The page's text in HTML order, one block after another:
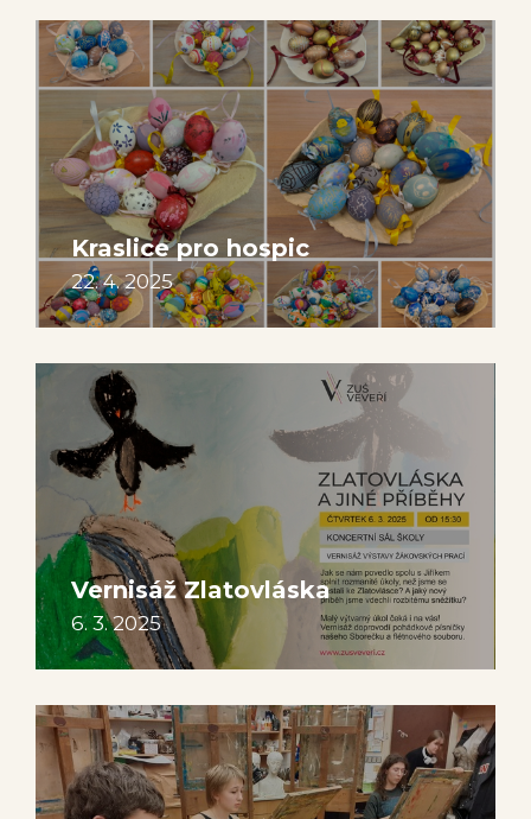
Kraslice pro hospic
22. 4. 2025
Vernisáž Zlatovláska
6. 3. 2025